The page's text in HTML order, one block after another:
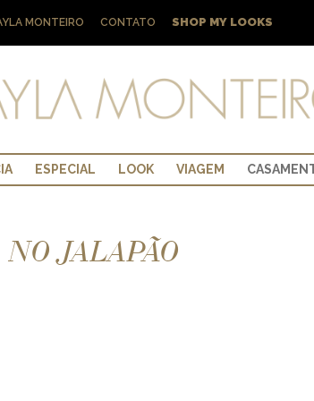
MONTEIRO CONTATO SHOP MY LOOKS
ESPECIAL LOOK VIAGEM
JALAPÃO